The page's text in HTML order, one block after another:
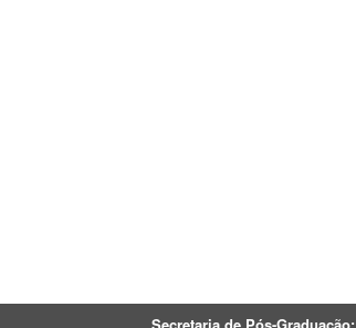
Secretaria de Pós-Graduação: